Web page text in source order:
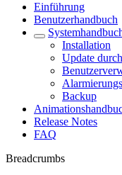
Einführung
Benutzerhandbuch
Installation
Update
Backup
Release Notes
FAQ
Breadcrumbs